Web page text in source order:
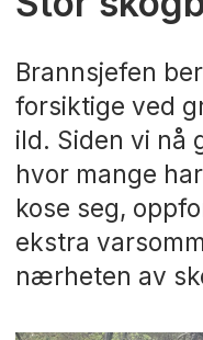
Brannsjefen
forsiktige ved
ild. Siden vi nå
hvor mange
kose seg,
ekstra
nærheten av